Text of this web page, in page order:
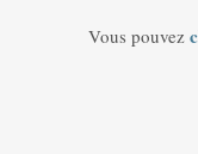
Vous pouvez